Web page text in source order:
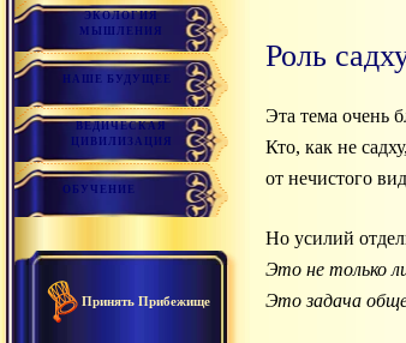
ЭКОЛОГИЯ
МЫШЛЕНИЯ
НАШЕ БУДУЩЕЕ
ВЕДИЧЕСКАЯ
ЦИВИЛИЗАЦИЯ
ОБУЧЕНИЕ
Принять Прибежище
Роль
Эта тема очень
Кто, как не
от нечистого
Но усилий
Это не только
Это задача